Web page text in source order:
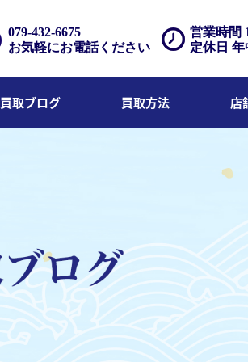
営業時間
定休日 年
079-432-6675
お気軽にお電話ください
買取ブログ 買取方法 店